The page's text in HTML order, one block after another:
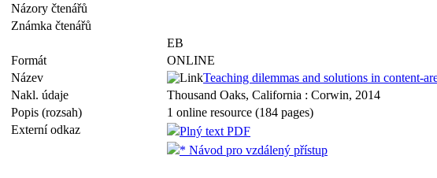
Názory čtenářů
Známka čtenářů
EB
Formát
ONLINE
Název
Teaching dilemmas and solutions in content-
Nakl. údaje
Thousand Oaks, California : Corwin, 2014
Popis (rozsah)
1 online resource (184 pages)
Externí odkaz
Plný text PDF
* Návod pro vzdálený přístup